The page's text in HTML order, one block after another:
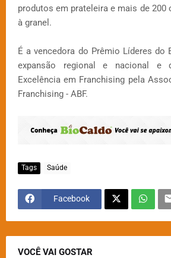
produtos em prateleira e mais de 200
à granel.
É a vencedora do Prêmio Líderes do
expansão regional e nacional e
Excelência em Franchising pela
Franchising - ABF.
Tags Saúde
Facebook
VOCÊ VAI GOSTAR